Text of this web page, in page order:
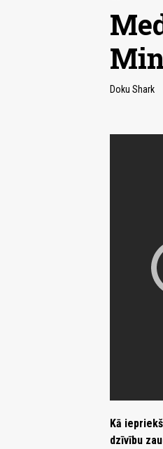
Doku Shark
Kā
dzīvību